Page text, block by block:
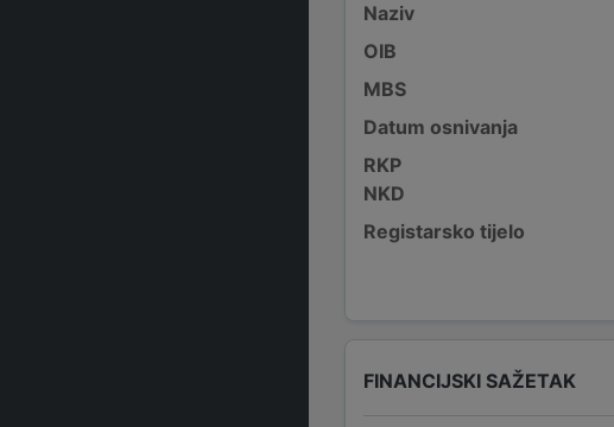
Naziv
OIB
MBS
Datum osnivanja
RKP
NKD
Registarsko tijelo
FINANCIJSKI SAŽETAK